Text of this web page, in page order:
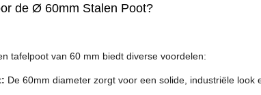
de Ø 60mm Stalen Poot?
tafelpoot van 60 mm biedt diverse voordelen:
De 60mm diameter zorgt voor een solide, industriële look